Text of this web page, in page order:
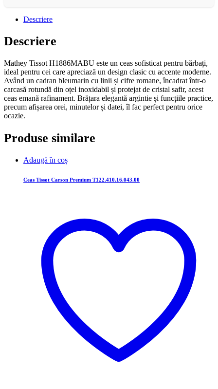
Descriere
Descriere
Mathey Tissot H1886MABU este un ceas sofisticat pentru bărbați,
ideal pentru cei care apreciază un design clasic cu accente moderne.
Având un cadran bleumarin cu linii și cifre romane, încadrat într-o
carcasă rotundă din oțel inoxidabil și protejat de cristal safir, acest
ceas emană rafinament. Brățara elegantă argintie și funcțiile practice,
precum afișarea orei, minutelor și datei, îl fac perfect pentru orice
ocazie.
Produse similare
Adaugă în coș
Ceas Tissot Carson Premium T122.410.16.043.00